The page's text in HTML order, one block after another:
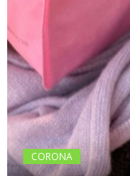
CORONA